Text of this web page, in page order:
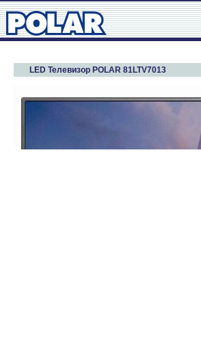
LED Телевизор POLAR 81LTV7013